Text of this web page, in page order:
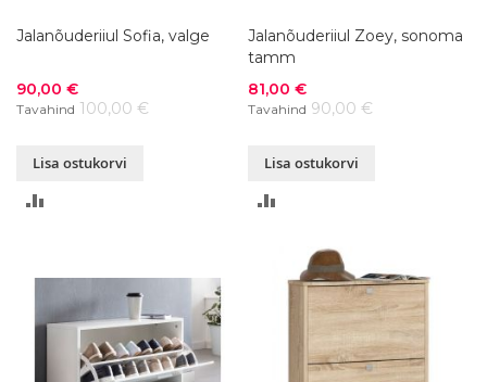
Jalanõuderiiul Sofia, valge
Soodushind
90,00 €
Tavahind 100,00 €
Lisa ostukorvi
Jalanõuderiiul Zoey, sonoma
tamm
Soodushind
81,00 €
Tavahind 90,00 €
Lisa ostukorvi